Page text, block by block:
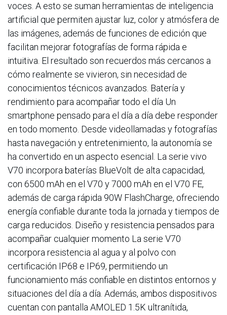
voces. A esto se suman herramientas de inteligencia
artificial que permiten ajustar luz, color y atmósfera de
las imágenes, además de funciones de edición que
facilitan mejorar fotografías de forma rápida e
intuitiva. El resultado son recuerdos más cercanos a
cómo realmente se vivieron, sin necesidad de
conocimientos técnicos avanzados. Batería y
rendimiento para acompañar todo el día Un
smartphone pensado para el día a día debe responder
en todo momento. Desde videollamadas y fotografías
hasta navegación y entretenimiento, la autonomía se
ha convertido en un aspecto esencial. La serie vivo
V70 incorpora baterías BlueVolt de alta capacidad,
con 6500 mAh en el V70 y 7000 mAh en el V70 FE,
además de carga rápida 90W FlashCharge, ofreciendo
energía confiable durante toda la jornada y tiempos de
carga reducidos. Diseño y resistencia pensados para
acompañar cualquier momento La serie V70
incorpora resistencia al agua y al polvo con
certificación IP68 e IP69, permitiendo un
funcionamiento más confiable en distintos entornos y
situaciones del día a día. Además, ambos dispositivos
cuentan con pantalla AMOLED 1.5K ultranítida,